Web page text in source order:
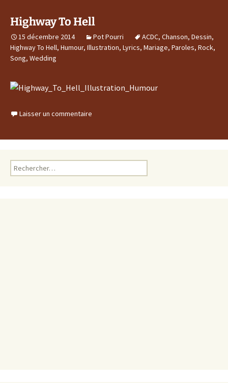
Highway To Hell
15 décembre 2014 Pot Pourri ACDC, Chanson, Dessin,
Highway To Hell, Humour, Illustration, Lyrics, Mariage, Paroles, Rock,
Song, Wedding
Laisser un commentaire
Rechercher :